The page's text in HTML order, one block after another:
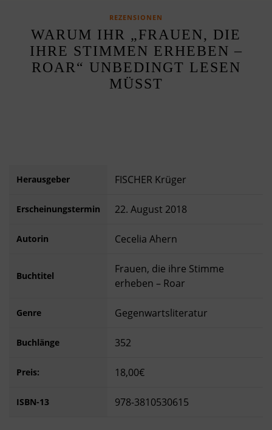
REZENSIONEN
WARUM IHR „FRAUEN, DIE
IHRE STIMMEN ERHEBEN –
ROAR“ UNBEDINGT LESEN
MÜSST
Herausgeber FISCHER Krüger
Erscheinungstermin 22. August 2018
Autorin Cecelia Ahern
Buchtitel
Frauen, die ihre Stimme
erheben – Roar
Genre Gegenwartsliteratur
Buchlänge 352
Preis: 18,00€
ISBN-13 978-3810530615